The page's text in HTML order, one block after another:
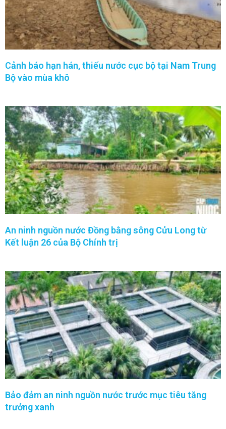
Cảnh báo hạn hán, thiếu nước cục bộ tại Nam Trung
Bộ vào mùa khô
An ninh nguồn nước Đồng bằng sông Cửu Long từ
Kết luận 26 của Bộ Chính trị
Bảo đảm an ninh nguồn nước trước mục tiêu tăng
trưởng xanh